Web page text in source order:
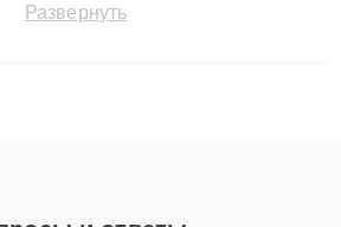
гарантии до 3 лет. Наши мастера
Развернуть